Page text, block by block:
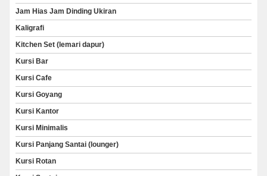
Jam Hias Jam Dinding Ukiran
Kaligrafi
Kitchen Set (lemari dapur)
Kursi Bar
Kursi Cafe
Kursi Goyang
Kursi Kantor
Kursi Minimalis
Kursi Panjang Santai (lounger)
Kursi Rotan